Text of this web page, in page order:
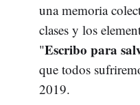
una memoria
clases y los
"Escribo para
que todos
2019.